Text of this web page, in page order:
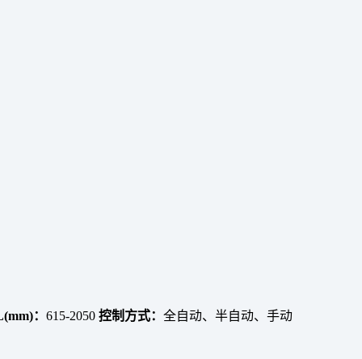
： 615-2050 控制方式： 全自动、半自动、手动